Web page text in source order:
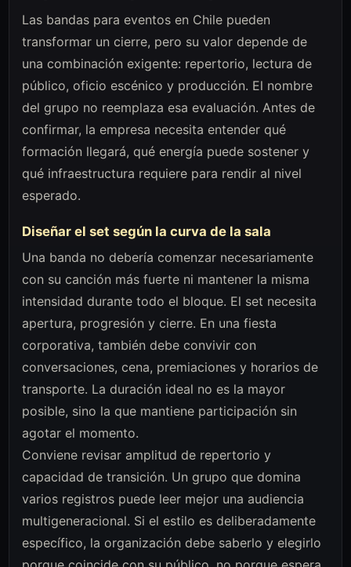
Las bandas para eventos en Chile pueden
transformar un cierre, pero su valor depende de
una combinación exigente: repertorio, lectura de
público, oficio escénico y producción. El nombre
del grupo no reemplaza esa evaluación. Antes de
confirmar, la empresa necesita entender qué
formación llegará, qué energía puede sostener y
qué infraestructura requiere para rendir al nivel
esperado.
Diseñar el set según la curva de la sala
Una banda no debería comenzar necesariamente
con su canción más fuerte ni mantener la misma
intensidad durante todo el bloque. El set necesita
apertura, progresión y cierre. En una fiesta
corporativa, también debe convivir con
conversaciones, cena, premiaciones y horarios de
transporte. La duración ideal no es la mayor
posible, sino la que mantiene participación sin
agotar el momento.
Conviene revisar amplitud de repertorio y
capacidad de transición. Un grupo que domina
varios registros puede leer mejor una audiencia
multigeneracional. Si el estilo es deliberadamente
específico, la organización debe saberlo y elegirlo